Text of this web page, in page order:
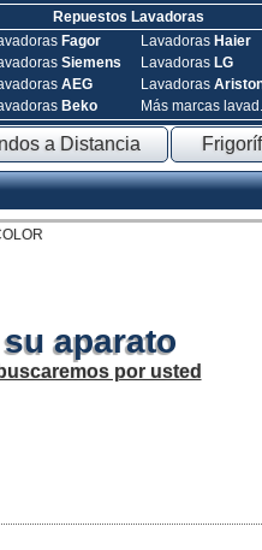
Repuestos Lavadoras
Fagor
Siemens
AEG
Beko
Lavadoras Haier
Lavadoras LG
Lavadoras
Más marcas lavad.
a Distancia
aparato
por usted